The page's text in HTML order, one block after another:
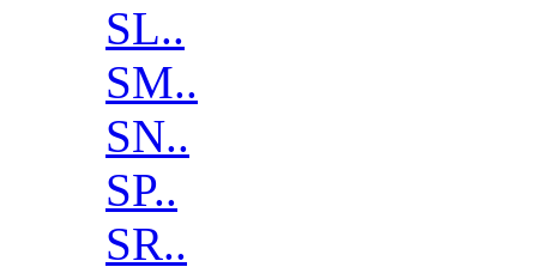
SL..
SM..
SN..
SP..
SR..